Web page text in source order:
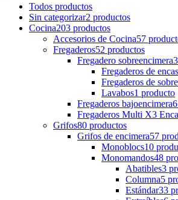
Todos productos
Sin categorizar2 productos
Cocina203 productos
Accesorios de Cocina57
Fregaderos52 productos
Fregadero sobreencimera
Fregaderos de
Fregaderos de
Lavabos1 producto
Fregaderos bajoencimera6
Fregaderos Multi X3
Grifos80 productos
Grifos de encimera57
Monoblocs10
Monomandos48
Abatibles3
Columna5
Estándar33